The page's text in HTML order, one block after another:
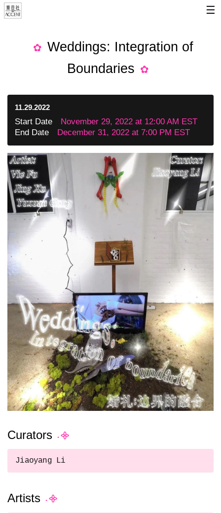
☰
Weddings: Integration of
Boundaries
11.29.2022
Start Date
November 29, 2022 at 12:00 AM EST
End Date
December 31, 2022 at 7:00 PM EST
Curators
Jiaoyang Li
Artists